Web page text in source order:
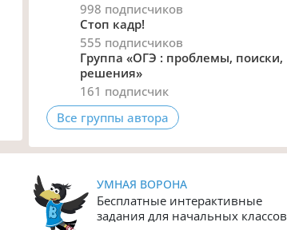
998 подписчиков
Стоп кадр!
555 подписчиков
Группа «ОГЭ : проблемы, поиски,
решения»
161 подписчик
Все группы автора
УМНАЯ ВОРОНА
Бесплатные интерактивные
задания для начальных классов